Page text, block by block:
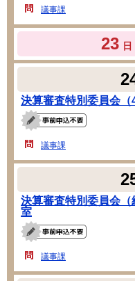
議事課
23 日
決算審査特別委員会
議事課
決算審査特別委員会
室
議事課